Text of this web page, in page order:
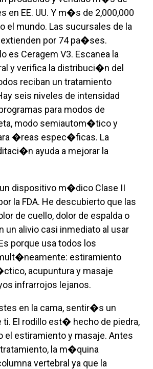
en EE. UU. Y m�s de 2,000,000
el mundo. Las sucursales de la
por 74 pa�ses.
es Ceragem V3. Escanea la
y verifica la distribuci�n del
reciban un tratamiento
seis niveles de intensidad
para modos de
modo semiautom�tico y
�reas espec�ficas. La
ayuda a mejorar la
dispositivo m�dico Clase II
la FDA. He descubierto que las
de cuello, dolor de espalda o
alivio casi inmediato al usar
porque usa todos los
estiramiento
acupuntura y masaje
infrarrojos lejanos.
en la cama, sentir�s un
ti. El rodillo est� hecho de piedra,
el estiramiento y masaje. Antes
la m�quina
vertebral ya que la